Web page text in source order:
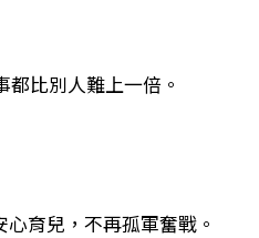
比別人難上一倍。
育兒，不再孤軍奮戰。